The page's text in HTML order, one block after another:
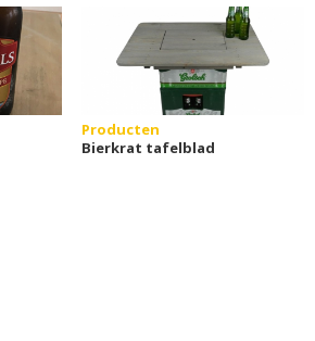
Producten
Bierkrat tafelblad